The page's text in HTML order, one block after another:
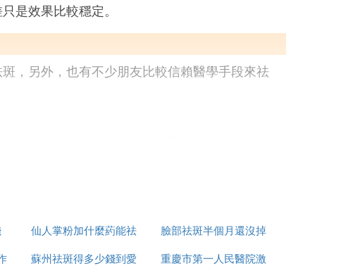
是效果比較穩定。
，另外，也有不少朋友比較信賴醫學手段來祛
用什麼樣的激光設備來進行手術，也在一定程度
萬，成本高些收費價格自然就會貴些。當然，一
患者或許一個療程或者不需要一個療程，即可
150—300元/平方厘米。面積越大，收費越高。
仙人掌粉加什麼葯能祛
斑
臉部祛斑半個月還沒掉
痂怎麼辦
蘇州祛斑得多少錢到愛
重慶市第一人民醫院激